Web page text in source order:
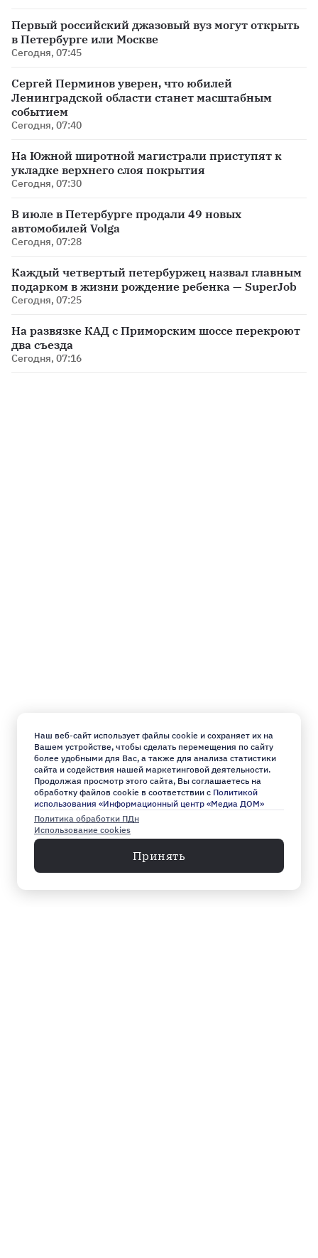
Первый российский джазовый вуз могут открыть
в Петербурге или Москве
Сегодня, 07:45
Сергей Перминов уверен, что юбилей
Ленинградской области станет масштабным
событием
Сегодня, 07:40
На Южной широтной магистрали приступят к
укладке верхнего слоя покрытия
Сегодня, 07:30
В июле в Петербурге продали 49 новых
автомобилей Volga
Сегодня, 07:28
Каждый четвертый петербуржец назвал главным
подарком в жизни рождение ребенка — SuperJob
Сегодня, 07:25
На развязке КАД с Приморским шоссе перекроют
два съезда
Сегодня, 07:16
Наш веб-сайт использует файлы cookie и сохраняет их на
Вашем устройстве, чтобы сделать перемещения по сайту
более удобными для Вас, а также для анализа статистики
сайта и содействия нашей маркетинговой деятельности.
Продолжая просмотр этого сайта, Вы соглашаетесь на
обработку файлов cookie в соответствии с Политикой
использования «Информационный центр «Медиа ДОМ»
Политика обработки ПДн
Использование cookies
Принять